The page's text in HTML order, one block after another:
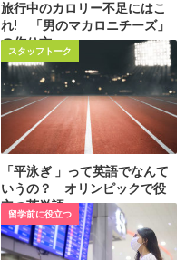
旅行中のカロリー不足にはこ
れ! 「男のマカロニチーズ」
の作り方
スタッフトーク
「平泳ぎ 」って英語でなんて
いうの？ オリンピックで役
立つ英単語
留学前に役立つ